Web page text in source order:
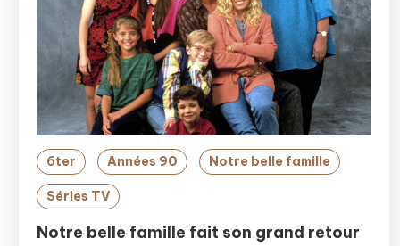
6ter Années 90 Notre belle famille
Séries TV
Notre belle famille fait son grand retour